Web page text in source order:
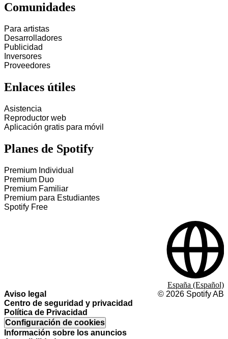
Comunidades
Para artistas
Desarrolladores
Publicidad
Inversores
Proveedores
Enlaces útiles
Asistencia
Reproductor web
Aplicación gratis para móvil
Planes de Spotify
Premium Individual
Premium Duo
Premium Familiar
Premium para Estudiantes
Spotify Free
Aviso legal
Centro de seguridad y privacidad
Política de Privacidad
Configuración de cookies
Información sobre los anuncios
© 2026 Spotify AB
España (Español)